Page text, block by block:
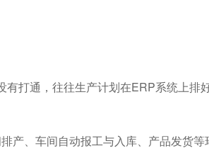
打通，往往生产计划在ERP系统上排
、车间自动报工与入库、产品发货等